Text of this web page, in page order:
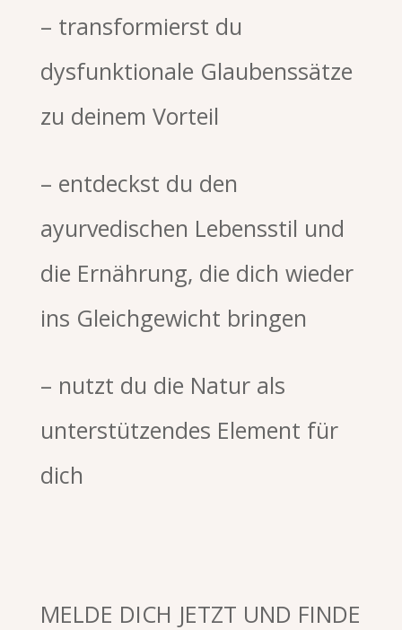
– transformierst du
dysfunktionale Glaubenssätze
zu deinem Vorteil
– entdeckst du den
ayurvedischen Lebensstil und
die Ernährung, die dich wieder
ins Gleichgewicht bringen
– nutzt du die Natur als
unterstützendes Element für
dich
MELDE DICH JETZT UND FINDE